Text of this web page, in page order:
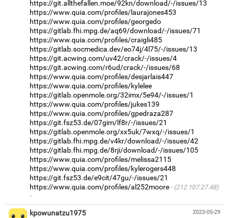
https://git.allthefallen.moe/92kn/download/-/issues/13
https://www.quia.com/profiles/laurajones453
https://www.quia.com/profiles/georgedo
https://gitlab.fhi.mpg.de/aq69/download/-/issues/71
https://www.quia.com/profiles/craigli485
https://gitlab.socmedica.dev/eo74j/4l75/-/issues/13
https://git.acwing.com/uv42/crack/-/issues/4
https://git.acwing.com/r6ud/crack/-/issues/68
https://www.quia.com/profiles/desjarlais447
https://www.quia.com/profiles/kylelee
https://gitlab.openmole.org/32imx/5e94/-/issues/1
https://www.quia.com/profiles/jukes139
https://www.quia.com/profiles/gpedraza287
https://git.fsz53.de/07gim/lf8r/-/issues/21
https://gitlab.openmole.org/xx5uk/7wxq/-/issues/1
https://gitlab.fhi.mpg.de/v4kr/download/-/issues/42
https://gitlab.fhi.mpg.de/8rji/download/-/issues/105
https://www.quia.com/profiles/melissa2115
https://www.quia.com/profiles/kylerogers448
https://git.fsz53.de/e9cit/47gu/-/issues/21
https://www.quia.com/profiles/al252moore
(212.107.27.48)
·
2023-05-29
kpowunatzu1975